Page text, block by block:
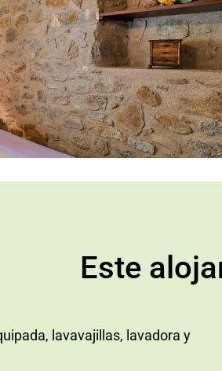
Este
lavavajillas, lavadora y